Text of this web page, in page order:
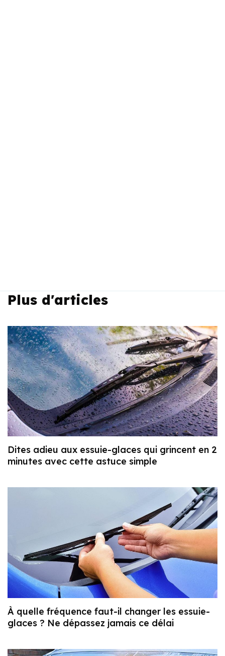
Plus d'articles
Dites adieu aux essuie-glaces qui grincent en 2
minutes avec cette astuce simple
À quelle fréquence faut-il changer les essuie-
glaces ? Ne dépassez jamais ce délai